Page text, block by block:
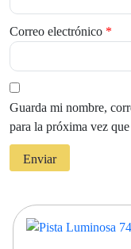
Correo electrónico *
Guarda mi nombre,
para la próxima vez